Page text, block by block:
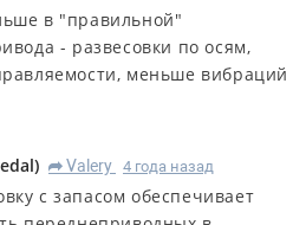
в "правильной"
- развесовки по осям,
меньше вибраций
) R Valery 4 года назад
с запасом обеспечивает